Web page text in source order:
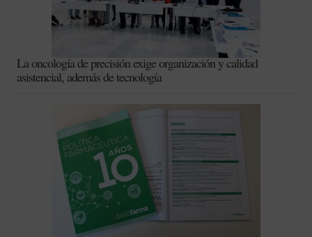
La oncología de precisión exige organización y calidad
asistencial, además de tecnología